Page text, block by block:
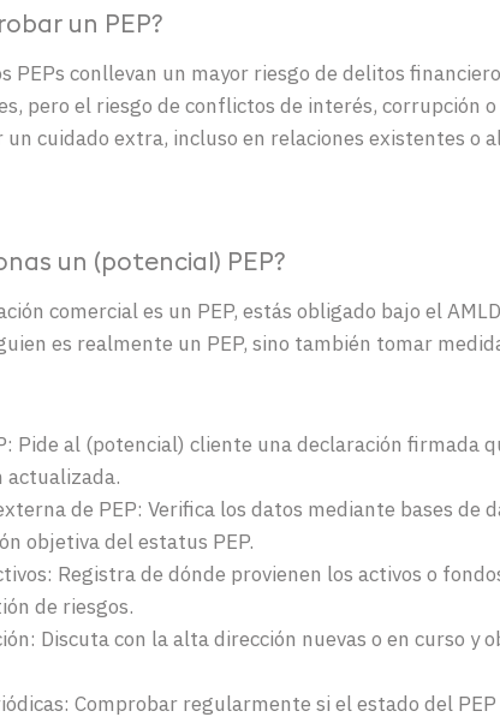
un PEP?
PEPs conllevan un mayor riesgo de delitos
pero el riesgo de conflictos de interés, corrupción
cuidado extra, incluso en relaciones existentes o
un (potencial) PEP?
comercial es un PEP, estás obligado bajo el
es realmente un PEP, sino también tomar
Pide al (potencial) cliente una declaración firmada
actualizada.
de PEP: Verifica los datos mediante bases de
objetiva del estatus PEP.
Registra de dónde provienen los activos o
de riesgos.
Discuta con la alta dirección nuevas o en curso
Comprobar regularmente si el estado del